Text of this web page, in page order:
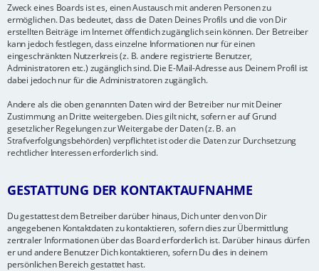
Zweck eines Boards ist es, einen Austausch mit anderen Personen zu
ermöglichen. Das bedeutet, dass die Daten Deines Profils und die von Dir
erstellten Beiträge im Internet öffentlich zugänglich sein können. Der Betreiber
kann jedoch festlegen, dass einzelne Informationen nur für einen
eingeschränkten Nutzerkreis (z. B. andere registrierte Benutzer,
Administratoren etc.) zugänglich sind. Die E-Mail-Adresse aus Deinem Profil ist
dabei jedoch nur für die Administratoren zugänglich.
Andere als die oben genannten Daten wird der Betreiber nur mit Deiner
Zustimmung an Dritte weitergeben. Dies gilt nicht, sofern er auf Grund
gesetzlicher Regelungen zur Weitergabe der Daten (z. B. an
Strafverfolgungsbehörden) verpflichtet ist oder die Daten zur Durchsetzung
rechtlicher Interessen erforderlich sind.
GESTATTUNG DER KONTAKTAUFNAHME
Du gestattest dem Betreiber darüber hinaus, Dich unter den von Dir
angegebenen Kontaktdaten zu kontaktieren, sofern dies zur Übermittlung
zentraler Informationen über das Board erforderlich ist. Darüber hinaus dürfen
er und andere Benutzer Dich kontaktieren, sofern Du dies in deinem
persönlichen Bereich gestattet hast.